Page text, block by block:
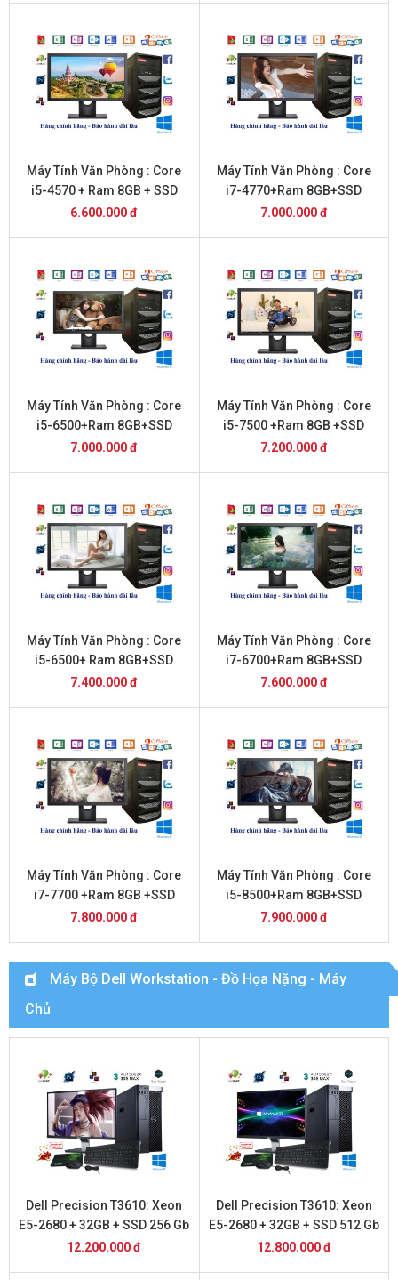
Máy Tính Văn Phòng : Core
i5-4570 + Ram 8GB + SSD
256GB + 22 inch DELL
6.600.000 đ
Máy Tính Văn Phòng : Core
i7-4770+Ram 8GB+SSD
256GB+ 22inch Dell
7.000.000 đ
Máy Tính Văn Phòng : Core
i5-6500+Ram 8GB+SSD
256GB + 20 inch Dell
7.000.000 đ
Máy Tính Văn Phòng : Core
i5-7500 +Ram 8GB +SSD
256GB+ 20 inch DELL
7.200.000 đ
Máy Tính Văn Phòng : Core
i5-6500+ Ram 8GB+SSD
256GB + 22inch Dell
7.400.000 đ
Máy Tính Văn Phòng : Core
i7-6700+Ram 8GB+SSD
256GB+ 20inch Dell
7.600.000 đ
Máy Tính Văn Phòng : Core
i7-7700 +Ram 8GB +SSD
256GB + 20inch Dell
7.800.000 đ
Máy Tính Văn Phòng : Core
i5-8500+Ram 8GB+SSD
256GB+ 20inch Dell
7.900.000 đ
Máy Bộ Dell Workstation - Đồ Họa Nặng - Máy
Chủ
Dell Precision T3610: Xeon
E5-2680 + 32GB + SSD 256 Gb
+ Vga 1050 2Gb + Màn Hình
12.200.000 đ
Dell Precision T3610: Xeon
E5-2680 + 32GB + SSD 512 Gb
+ Vga 1050TI 4Gb + Màn Hình
12.800.000 đ